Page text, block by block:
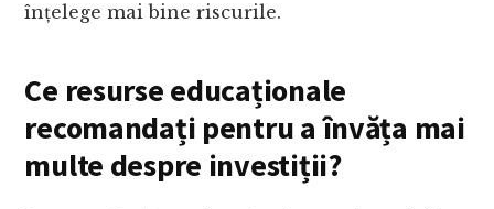
înțelege mai bine riscurile.
Ce resurse educaționale
recomandați pentru a învăța mai
multe despre investiții?